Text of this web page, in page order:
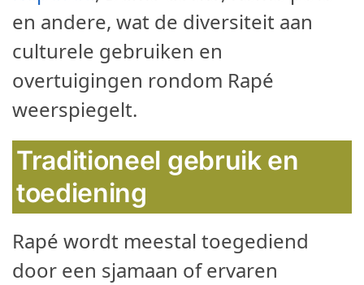
en andere, wat de diversiteit aan
culturele gebruiken en
overtuigingen rondom Rapé
weerspiegelt.
Traditioneel gebruik en
toediening
Rapé wordt meestal toegediend
door een sjamaan of ervaren